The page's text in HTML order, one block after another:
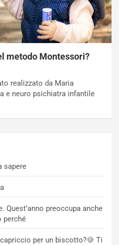
metodo Montessori?
realizzato da Maria
e neuro psichiatra infantile
sapere
Quest’anno preoccupa anche
perché
per un biscotto?🍪 Ti